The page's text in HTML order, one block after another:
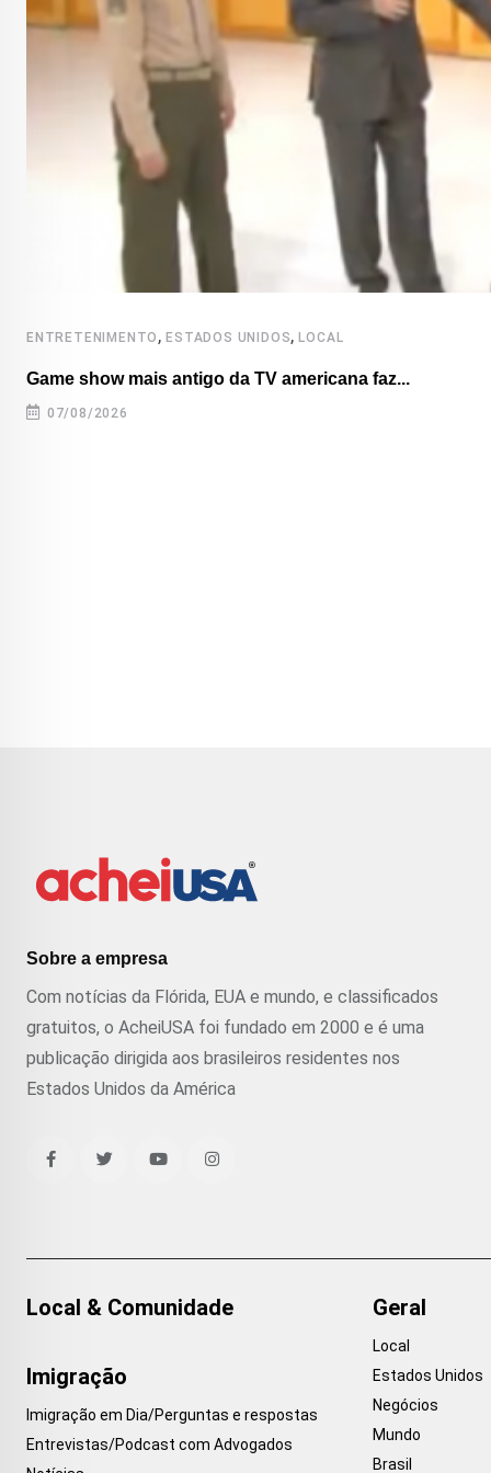
ENTRETENIMENTO ,ESTADOS UNIDOS,LOCAL
Game show mais antigo da TV americana faz...
07/08/2026
Sobre a empresa
Com notícias da Flórida, EUA e mundo, e classificados
gratuitos, o AcheiUSA foi fundado em 2000 e é uma
publicação dirigida aos brasileiros residentes nos
Estados Unidos da América
Local & Comunidade
Imigração
Imigração em Dia/Perguntas e respostas
Entrevistas/Podcast com Advogados
Geral
Local
Estados Unidos
Negócios
Mundo
Brasil